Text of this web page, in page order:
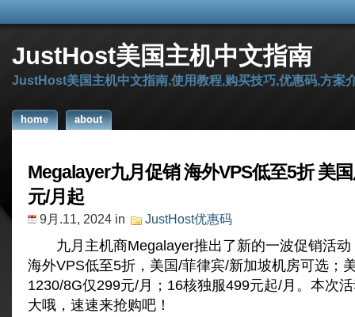
JustHost美国主机中文指南
JustHost美国主机中文指南,使用教程,购买技巧,优惠码,方案
home about
Megalayer九月促销 海外VPS低至5折 美
元/月起
9月.11, 2024 in JustHost优惠码
九月主机商Megalayer推出了新的一波促销活动
海外VPS低至5折，美国/菲律宾/新加坡机房可选；
1230/8G仅299元/月；16核独服499元起/月。本次
大哦，速速来抢购吧！